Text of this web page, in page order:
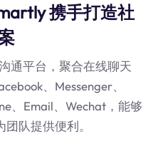
携手打造社
通平台，聚合在线聊天
、Messenger、
、Email、Wechat，能够
队提供便利。